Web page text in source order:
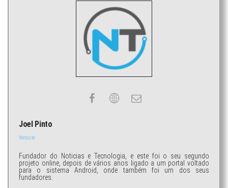
Joel Pinto
Website
Fundador do Noticias e Tecnologia, e este foi o seu segundo
projeto online, depois de vários anos ligado a um portal voltado
para o sistema Android, onde também foi um dos seus
fundadores.